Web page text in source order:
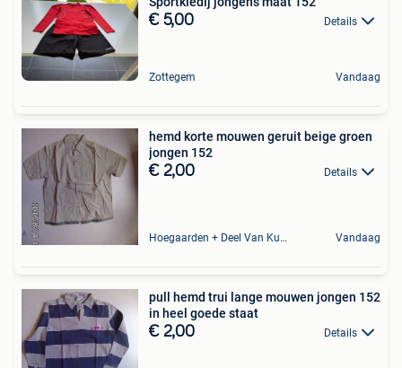
€ 5,00 Details
Zottegem Vandaag
hemd korte mouwen geruit beige groen
jongen 152
€ 2,00 Details
Hoegaarden + Deel Van Kumtich + Deel Van Tienen Vandaag
pull hemd trui lange mouwen jongen 152
in heel goede staat
€ 2,00 Details